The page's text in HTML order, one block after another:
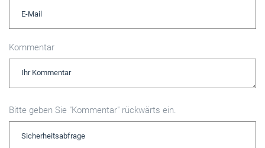
Kommentar
Bitte geben Sie "Kommentar" rückwärts ein.